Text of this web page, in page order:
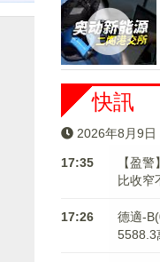
快訊
2026年8月9
17:35
【盈
比收窄
17:26
德適-
5588.3